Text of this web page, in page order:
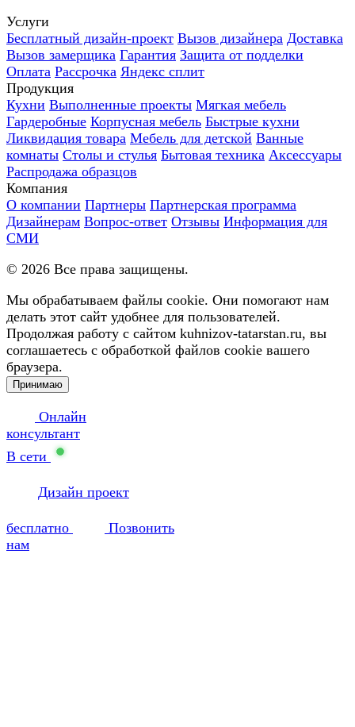
Услуги
Бесплатный дизайн-проект Вызов дизайнера Доставка
Вызов замерщика Гарантия Защита от подделки
Оплата Рассрочка Яндекс сплит
Продукция
Кухни Выполненные проекты Мягкая мебель
Гардеробные Корпусная мебель Быстрые кухни
Ликвидация товара Мебель для детской Ванные
комнаты Столы и стулья Бытовая техника Аксессуары
Распродажа образцов
Компания
О компании Партнеры Партнерская программа
Дизайнерам Вопрос-ответ Отзывы Информация для
СМИ
© 2026 Все права защищены.
Мы обрабатываем файлы cookie. Они помогают нам
делать этот сайт удобнее для пользователей.
Продолжая работу с сайтом kuhnizov-tatarstan.ru, вы
соглашаетесь с обработкой файлов cookie вашего
браузера.
Принимаю
Онлайн
консультант
В сети
Дизайн проект
бесплатно
Позвонить
нам